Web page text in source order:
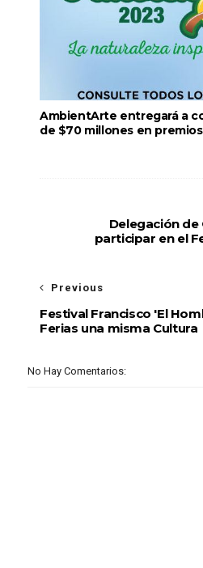
AmbientArte entregará a
de $70 millones en premios
Delegación de
participar en el
Previous
Festival Francisco 'El
Ferias una misma Cultura
No Hay Comentarios: